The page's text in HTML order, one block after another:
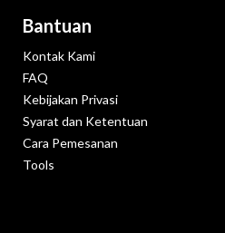
Bantuan
Kontak Kami
FAQ
Kebijakan Privasi
Syarat dan Ketentuan
Cara Pemesanan
Tools